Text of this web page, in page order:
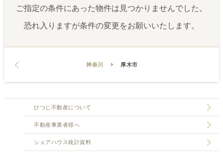
ご指定の条件にあった物件は見つかりませんでした。
恐れ入りますが条件の変更をお願いいたします。
神奈川 厚木市
ひつじ不動産について
不動産事業者様へ
シェアハウス統計資料